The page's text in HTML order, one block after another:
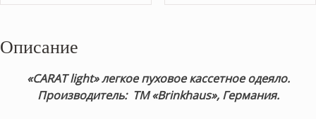
Описание
«CARAT light» легкое пуховое кассетное одеяло.
Производитель: ТМ «Brinkhaus», Германия.